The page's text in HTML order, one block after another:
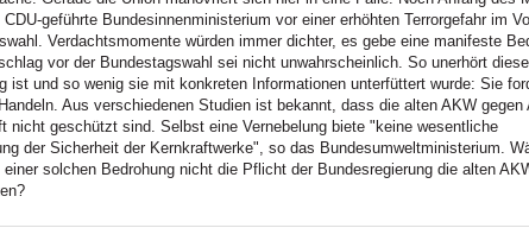
geführte Bundesinnenministerium vor einer erhöhten Terrorgefahr im
Verdachtsmomente würden immer dichter, es gebe eine manifeste
vor der Bundestagswahl sei nicht unwahrscheinlich. So unerhört diese
ist und so wenig sie mit konkreten Informationen unterfüttert wurde: Sie
Aus verschiedenen Studien ist bekannt, dass die alten AKW gegen
nicht geschützt sind. Selbst eine Vernebelung biete "keine wesentliche
der Sicherheit der Kernkraftwerke", so das Bundesumweltministerium.
solchen Bedrohung nicht die Pflicht der Bundesregierung die alten